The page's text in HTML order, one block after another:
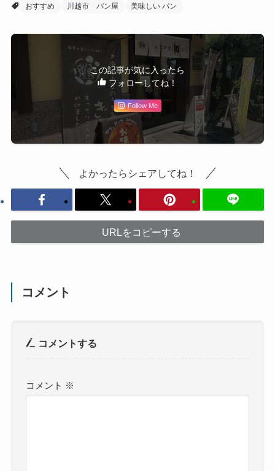
おすすめ
川越市 パン屋 美味しい パン
この記事が気に入ったら
フォローしてね！
Follow Me
よかったらシェアしてね！
URLをコピーする
コメント
コメントする
コメント ※